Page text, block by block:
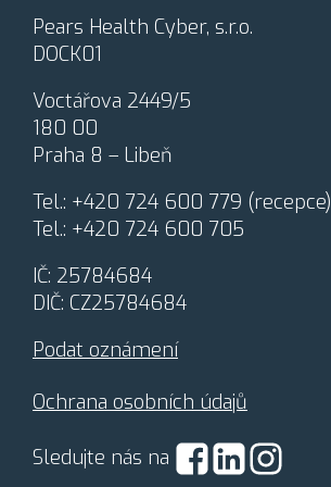
c
o
v
n
í
o
o
b
n
c
h
d
a
ů
Pears Health Cyber, s.r.o.
DOCK01
Voctářova 2449/5
180 00
Praha 8 – Libeň
Tel.: +420 724 600 779 (recepce)
Tel.: +420 724 600 705
IČ: 25784684
DIČ: CZ25784684
Podat oznámení
Ochrana osobních údajů
Sledujte nás na